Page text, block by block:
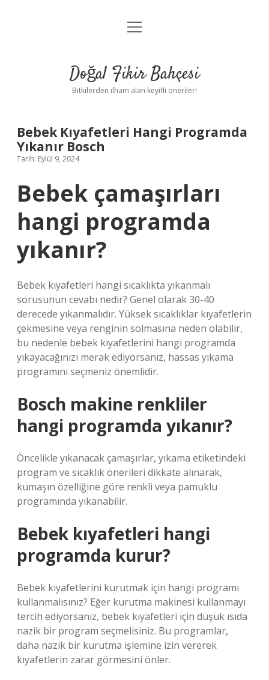
Anasayfa
Yasal Uyarı
menüyü
Doğal Fikir Bahçesi
Bitkilerden ilham alan keyifli öneriler!
Bebek Kıyafetleri Hangi Programda
Yıkanır Bosch
Tarih: Eylül 9, 2024
Bebek çamaşırları
hangi programda
yıkanır?
Bebek kıyafetleri hangi sıcaklıkta yıkanmalı
sorusunun cevabı nedir? Genel olarak 30-40
derecede yıkanmalıdır. Yüksek sıcaklıklar kıyafetlerin
çekmesine veya renginin solmasına neden olabilir,
bu nedenle bebek kıyafetlerini hangi programda
yıkayacağınızı merak ediyorsanız, hassas yıkama
programını seçmeniz önemlidir.
Bosch makine renkliler
hangi programda yıkanır?
Öncelikle yıkanacak çamaşırlar, yıkama etiketindeki
program ve sıcaklık önerileri dikkate alınarak,
kumaşın özelliğine göre renkli veya pamuklu
programında yıkanabilir.
Bebek kıyafetleri hangi
programda kurur?
Bebek kıyafetlerini kurutmak için hangi programı
kullanmalısınız? Eğer kurutma makinesi kullanmayı
tercih ediyorsanız, bebek kıyafetleri için düşük ısıda
nazik bir program seçmelisiniz. Bu programlar,
daha nazik bir kurutma işlemine izin vererek
kıyafetlerin zarar görmesini önler.